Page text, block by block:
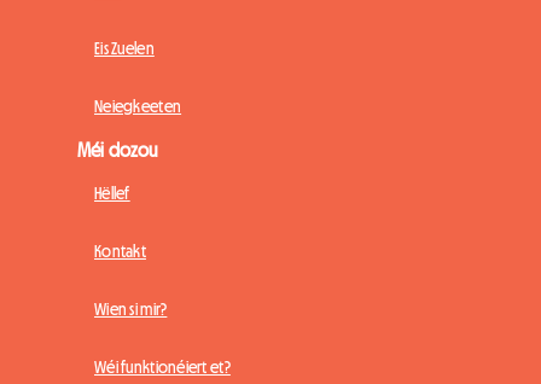
Eis Zuelen
Neiegkeeten
Méi dozou
Hëllef
Kontakt
Wien si mir?
Wéi funktionéiert et?